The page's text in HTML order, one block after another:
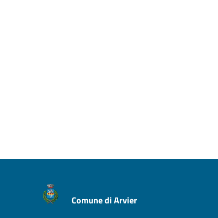
Comune di Arvier